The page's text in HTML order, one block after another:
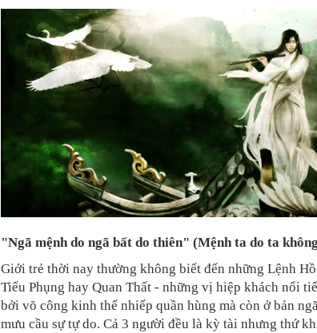
"Ngã mệnh do ngã bất do thiên" (Mệnh ta do ta
Giới trẻ thời nay thường không biết đến những Lệnh
Tiểu Phụng hay Quan Thất - những vị hiệp khách nổi
bởi võ công kinh thế nhiếp quần hùng mà còn ở bản
mưu cầu sự tự do. Cả 3 người đều là kỳ tài nhưng thứ